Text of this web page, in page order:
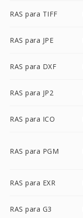
RAS para TIFF
RAS para JPE
RAS para DXF
RAS para JP2
RAS para ICO
RAS para PGM
RAS para EXR
RAS para G3